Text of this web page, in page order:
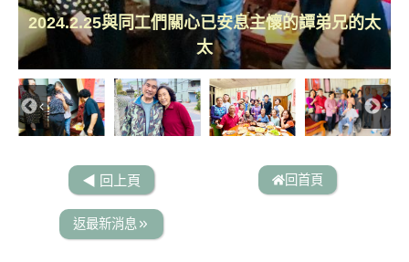
2024.2.25蔡先生夫婦鶼鰈情深同心同行
2024.2.25與同工們關心已安息主懷的譚弟兄的太
太
2024.2.25黃先生夫婦每早去散步同心同行
2024.2.25曾爸曾媽與兒女們歡聚一起開心無比
2024.2.25活水小組同去關心曾爸爸曾媽媽並與他
們的親友合影留念
2024.2.25主日結束後弟兄姐妹們同去探望曾爸及
曾媽、淼泉弟兄及其妹
2024.2.18會堂裝修漸漸完成
2024.2.18發送新年紅包祝福村民朋友們2
2024.2.18發送新年紅包祝福村民朋友們1
2024.2.18發送新年紅包祝福村民朋友們
2024.2.18發送紅包祝福村民巧遇主內肢體
2024.2.18淼泉弟兄分享其父親曾爸爸近況
2024.2.18李姐妹主日上台見證主恩
2024.2.18宋姐妹主日上台見證主恩
2024.2.11過年前全家開心出遊
2024.2.11過年回宜蘭探望親人
2024.2.11發送過年紅包祝福村民朋友們
2024.2.11發送一元紅包祝福村民朋友們1
2024.2.11發送一元紅包祝福村民朋友們
2024.2.11淼泉哥自加拿大回台探望在病房的曾爸
爸並與家人團聚
2024.2.11參與真理造就課程的弟兄姐妹們合影留
念
2024.2.11祝福主日弟兄姐妹們合影留念感謝淼泉
弟兄送給弟兄姐妹們過年大紅包
2024.2.11祝福主日弟兄姐妹們一一上台祝福大家
2024.2.4感謝新竹北門聖教會王毅中傳道到大西
教會證道及同工們同來協助事工願神記念
2024.2.4發送年曆祝福村民朋友們
2024.2.4許書顯牧師、金梅師母服事弟兄姐妹們
2024.2.4教會會堂持續裝修中
2024.2.4參加郭大學牧師追思感恩禮拜在嘉義救
恩堂
◀︎ 回上頁 回首頁
返最新消息